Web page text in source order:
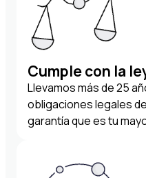
Cumple con la
Llevamos más de 25
obligaciones legales
garantía que es tu